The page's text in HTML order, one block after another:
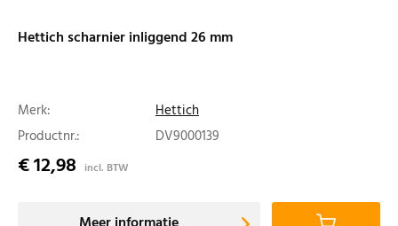
Hettich scharnier inliggend 26 mm
Merk:
Hettich
Productnr.:
DV9000139
€ 12,98 incl. BTW